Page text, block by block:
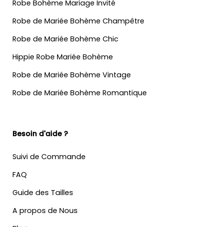
Robe Bohème Mariage Invité
Robe de Mariée Bohème Champêtre
Robe de Mariée Bohème Chic
Hippie Robe Mariée Bohème
Robe de Mariée Bohème Vintage
Robe de Mariée Bohème Romantique
Besoin d'aide ?
Suivi de Commande
FAQ
Guide des Tailles
A propos de Nous